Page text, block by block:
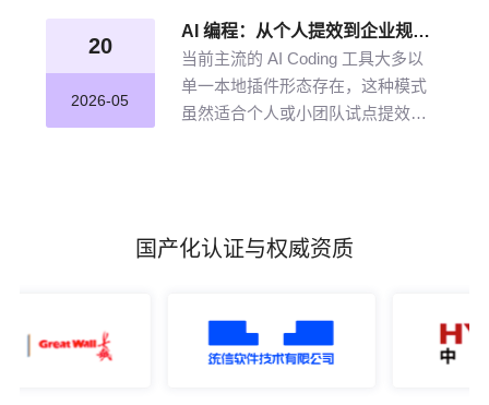
推理能力，打造企业级智能决策新
引擎，赋能企业沉淀高质量的知识
并应用。
20
2026-05
AI 编程：从个人提效到企业规模化落地的破局之道
当前主流的 AI Coding 工具大多以
单一本地插件形态存在，这种模式
虽然适合个人或小团队试点提效，
国产化认证与权威资质